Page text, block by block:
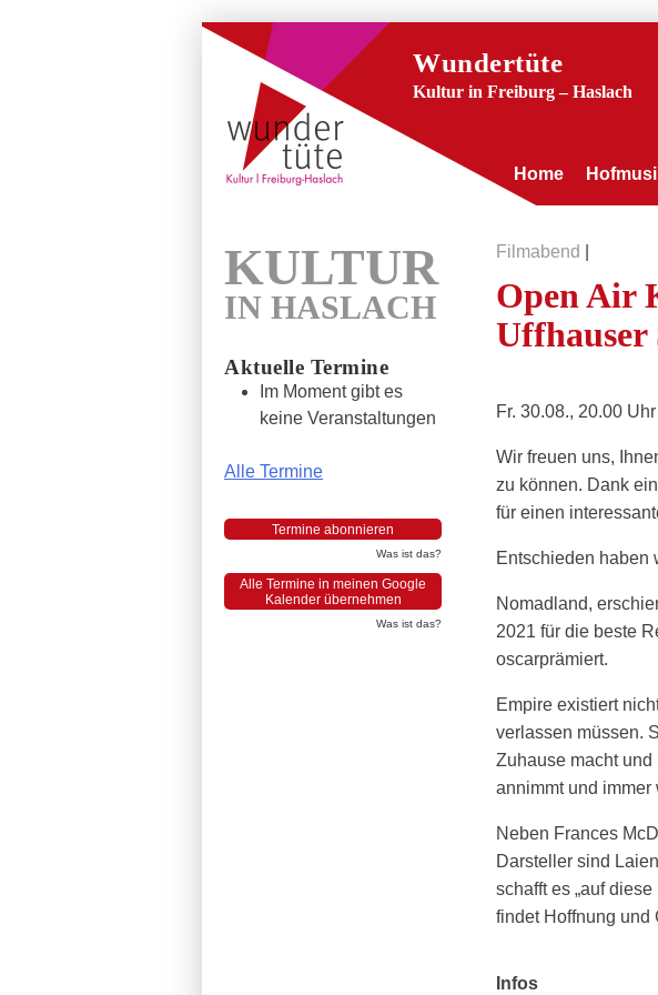
Wundertüte
Kultur in Freiburg – Haslach
Home
Filmabend
Open Air
Uffhauser
Fr. 30.08., 20.00
Wir freuen uns,
zu können. Dank
für einen
Entschieden haben
Nomadland,
2021 für die beste
oscarprämiert.
Empire existiert
verlassen müssen.
Zuhause macht und
annimmt und immer
Neben Frances
Darsteller sind
schafft es „auf
findet Hoffnung und
Infos
KULTUR
IN HASLACH
Aktuelle Termine
Im Moment gibt es
keine Veranstaltungen
Alle Termine
Termine abonnieren
Was ist das?
Alle Termine in meinen Google
Kalender übernehmen
Was ist das?